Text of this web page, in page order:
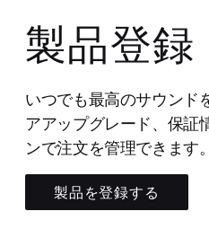
製品登録
いつでも最高のサウンド
アアップグレード、保証
ンで注文を管理できます。
製品を登録する